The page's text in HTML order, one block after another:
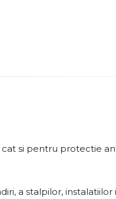
si pentru protectie
a stalpilor,